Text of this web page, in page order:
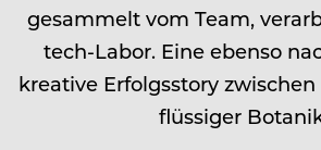
gesammelt vom Team,
tech-Labor. Eine ebenso
kreative Erfolgsstory
flüssiger